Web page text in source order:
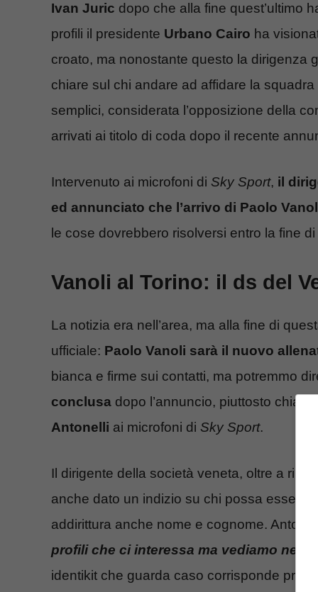
Ivan Juric dopo che alla fine quest’ultimo
profili il presidente Urbano Cairo ha
croato, ma nonostante questo la dirigenza
chiare sul chi andare ad affidare la
semplici, considerata l’opposizione della
arrivati ai titolo di coda dopo il recente
Intervenuto ai microfoni di Sky Sport, il
ed annunciato che l’arrivo di Paolo
le cose dovrebbero risolversi entro la fine
Vanoli al Torino: il ds del
La notizia era nell’area, ma alla fine di
ufficiale: Paolo Vanoli sarà il nuovo
bianca e firme sui contatti, ma potremmo
conclusa dopo l’annuncio, piuttosto
Antonelli ai microfoni di Sky Sport.
Il dirigente della società veneta, oltre a
anche dato un indizio su chi possa essere
addirittura anche nome e cognome.
profili che ci interessa ma vediamo nei
identikit che guarda caso corrisponde